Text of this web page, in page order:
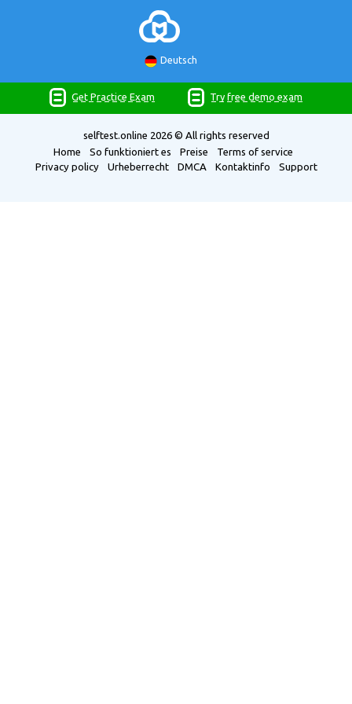
Deutsch
Get Practice Exam Try free demo exam
selftest.online 2026 © All rights reserved
Home
So funktioniert es Preise
Terms of service
Privacy policy
Urheberrecht DMCA Kontaktinfo Support